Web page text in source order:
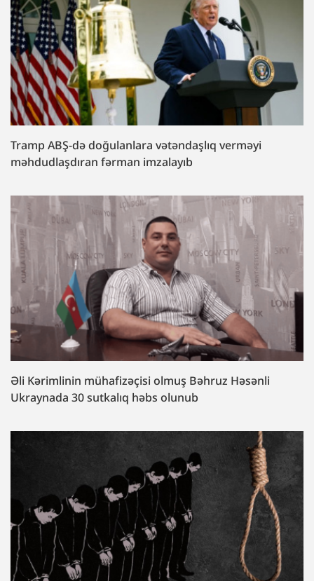
Tramp ABŞ-də doğulanlara vətəndaşlıq verməyi
məhdudlaşdıran fərman imzalayıb
Əli Kərimlinin mühafizəçisi olmuş Bəhruz Həsənli
Ukraynada 30 sutkalıq həbs olunub